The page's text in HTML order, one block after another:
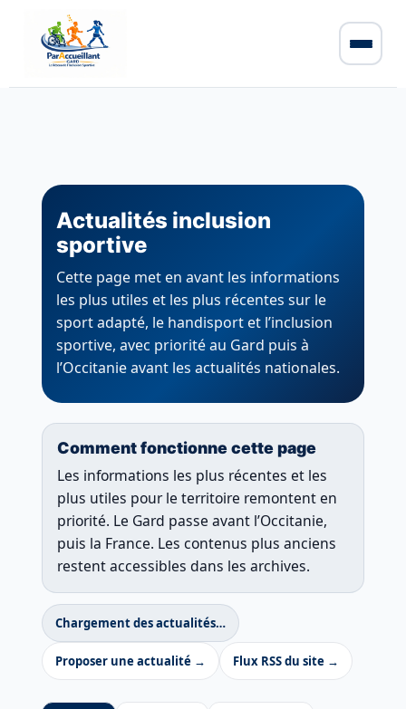
Actualités inclusion
sportive
Cette page met en avant les informations
les plus utiles et les plus récentes sur le
sport adapté, le handisport et l’inclusion
sportive, avec priorité au Gard puis à
l’Occitanie avant les actualités nationales.
Comment fonctionne cette page
Les informations les plus récentes et les
plus utiles pour le territoire remontent en
priorité. Le Gard passe avant l’Occitanie,
puis la France. Les contenus plus anciens
restent accessibles dans les archives.
Chargement des actualités…
Proposer une actualité → Flux RSS du site →